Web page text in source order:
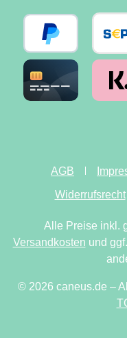
AGB
Widerrufsrecht
Alle Preise inkl.
Versandkosten und
© 2026 caneus.de –